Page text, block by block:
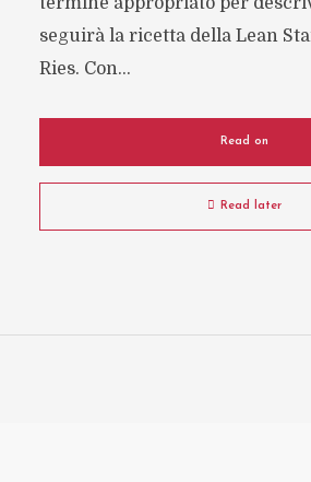
seguirà la ricetta della Lean
Ries. Con...
Read on
Read later